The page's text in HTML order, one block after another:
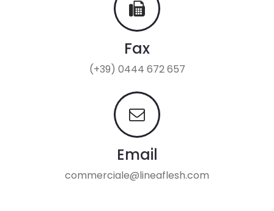
Fax
(+39) 0444 672 657
Email
commerciale@lineaflesh.com